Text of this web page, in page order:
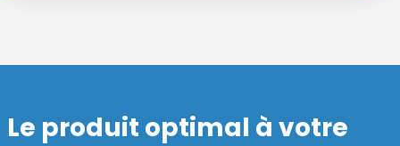
Le produit optimal à votre